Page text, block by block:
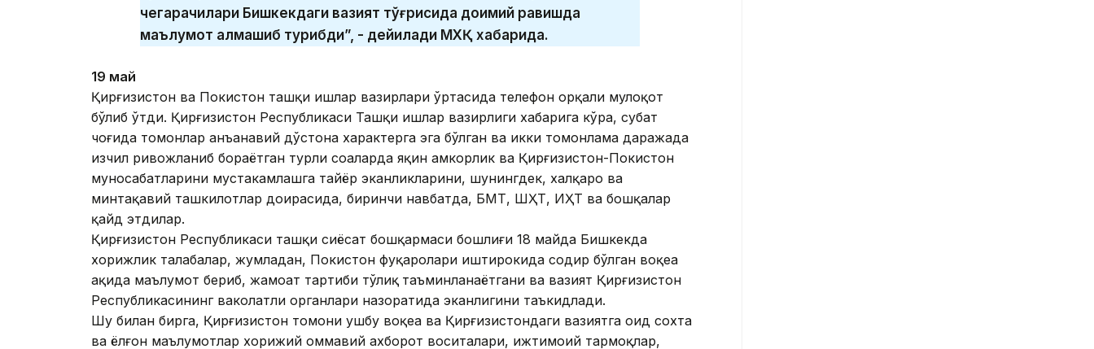
чегарачилари Бишкекдаги вазият тўғрисида доимий равишда
маълумот алмашиб турибди”, - дейилади МХҚ хабарида.
19 май
Қирғизистон ва Покистон ташқи ишлар вазирлари ўртасида телефон орқали мулоқот
бўлиб ўтди. Қирғизистон Республикаси Ташқи ишлар вазирлиги хабарига кўра, суҳбат
чоғида томонлар анъанавий дўстона характерга эга бўлган ва икки томонлама даражада
изчил ривожланиб бораётган турли соҳаларда яқин ҳамкорлик ва Қирғизистон-Покистон
муносабатларини мустаҳкамлашга тайёр эканликларини, шунингдек, халқаро ва
минтақавий ташкилотлар доирасида, биринчи навбатда, БМТ, ШҲТ, ИҲТ ва бошқалар
қайд этдилар.
Қирғизистон Республикаси ташқи сиёсат бошқармаси бошлиғи 18 майда Бишкекда
хорижлик талабалар, жумладан, Покистон фуқаролари иштирокида содир бўлган воқеа
ҳақида маълумот бериб, жамоат тартиби тўлиқ таъминланаётгани ва вазият Қирғизистон
Республикасининг ваколатли органлари назоратида эканлигини таъкидлади.
Шу билан бирга, Қирғизистон томони ушбу воқеа ва Қирғизистондаги вазиятга оид сохта
ва ёлғон маълумотлар хорижий оммавий ахборот воситалари, ижтимоий тармоқлар,